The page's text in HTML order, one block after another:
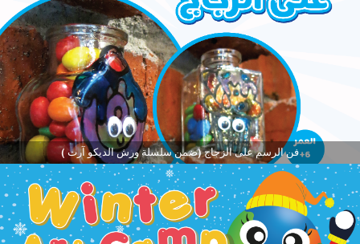
فن الرسم على الزجاج (ضمن سلسلة ورش الديكو آرت )